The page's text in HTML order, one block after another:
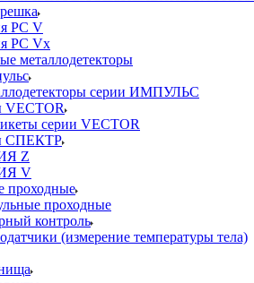
PC V
PC Vx
металлодетекторы
серии ИМПУЛЬС
VECTOR
серии VECTOR
СПЕКТР
Z
V
проходные
проходные
контроль
(измерение температуры тела)